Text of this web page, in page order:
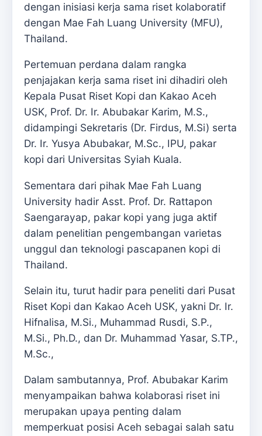
dengan inisiasi kerja sama riset kolaboratif
dengan Mae Fah Luang University (MFU),
Thailand.
Pertemuan perdana dalam rangka
penjajakan kerja sama riset ini dihadiri oleh
Kepala Pusat Riset Kopi dan Kakao Aceh
USK, Prof. Dr. Ir. Abubakar Karim, M.S.,
didampingi Sekretaris (Dr. Firdus, M.Si) serta
Dr. Ir. Yusya Abubakar, M.Sc., IPU, pakar
kopi dari Universitas Syiah Kuala.
Sementara dari pihak Mae Fah Luang
University hadir Asst. Prof. Dr. Rattapon
Saengarayap, pakar kopi yang juga aktif
dalam penelitian pengembangan varietas
unggul dan teknologi pascapanen kopi di
Thailand.
Selain itu, turut hadir para peneliti dari Pusat
Riset Kopi dan Kakao Aceh USK, yakni Dr. Ir.
Hifnalisa, M.Si., Muhammad Rusdi, S.P.,
M.Si., Ph.D., dan Dr. Muhammad Yasar, S.TP.,
M.Sc.,
Dalam sambutannya, Prof. Abubakar Karim
menyampaikan bahwa kolaborasi riset ini
merupakan upaya penting dalam
memperkuat posisi Aceh sebagai salah satu